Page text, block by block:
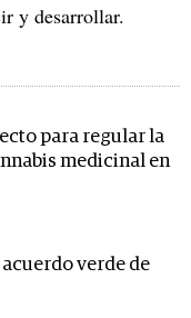
y desarrollar.
para regular la
medicinal en
verde de